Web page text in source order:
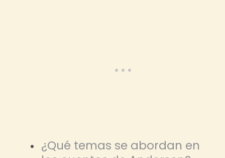
¿Qué temas se abordan en